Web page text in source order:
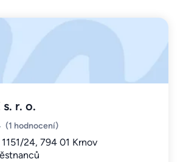
r. o.
(1 hodnocení)
24, 794 01 Krnov